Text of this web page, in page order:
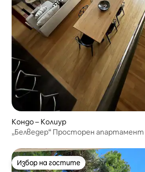
Кондо – Колиур
„Белведер“ Просторен апартамент
Избор на гостите
Избор на гостите